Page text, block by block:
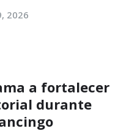
2026
a fortalecer
durante